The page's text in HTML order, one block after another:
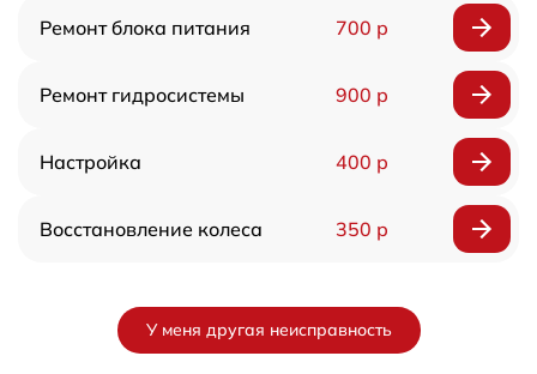
Ремонт блока питания 700 р
Ремонт гидросистемы 900 р
Настройка 400 р
Восстановление колеса 350 р
У меня другая неисправность